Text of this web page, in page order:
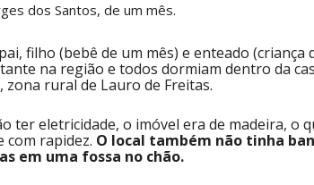
dos Santos, de um mês.
filho (bebê de um mês) e enteado (criança
na região e todos dormiam dentro da
zona rural de Lauro de Freitas.
ter eletricidade, o imóvel era de madeira, o
com rapidez. O local também não tinha
em uma fossa no chão.